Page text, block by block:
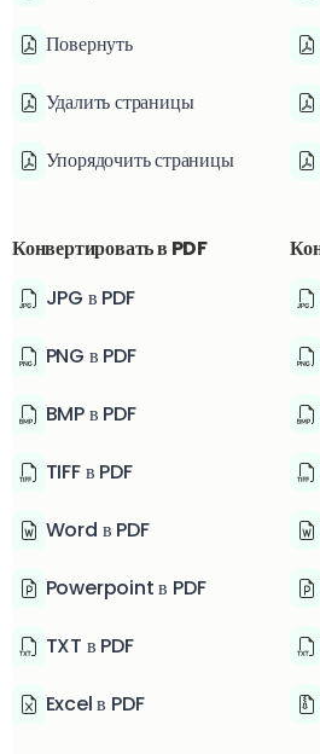
Повернуть
Удалить страницы
Упорядочить страницы
Конвертировать в PDF
JPG в PDF
PNG в PDF
BMP в PDF
TIFF в PDF
Word в PDF
Powerpoint в PDF
TXT в PDF
Excel в PDF